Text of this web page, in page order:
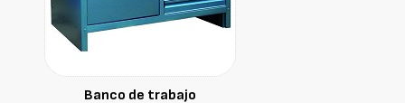
Banco de trabajo